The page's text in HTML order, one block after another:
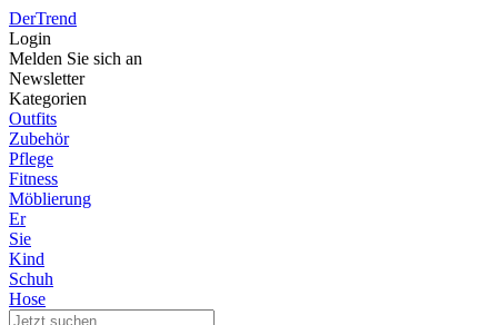
DerTrend
Login
Melden Sie sich an
Newsletter
Kategorien
Outfits
Zubehör
Pflege
Fitness
Möblierung
Er
Sie
Kind
Schuh
Hose